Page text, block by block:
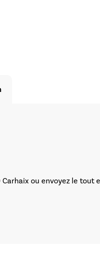
Carhaix ou envoyez le